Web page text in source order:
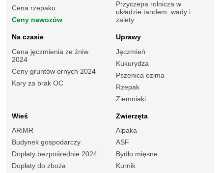
Cena rzepaku
Ceny nawozów
Przyczepa rolnicza w
układzie tandem: wady i
zalety
Na czasie
Cena jęczmienia ze żniw
2024
Ceny gruntów ornych 2024
Kary za brak OC
Uprawy
Jęczmień
Kukurydza
Pszenica ozima
Rzepak
Ziemniaki
Wieś
ARiMR
Budynek gospodarczy
Dopłaty bezpośrednie 2024
Dopłaty do zboża
Zwierzęta
Alpaka
ASF
Bydło mięsne
Kurnik